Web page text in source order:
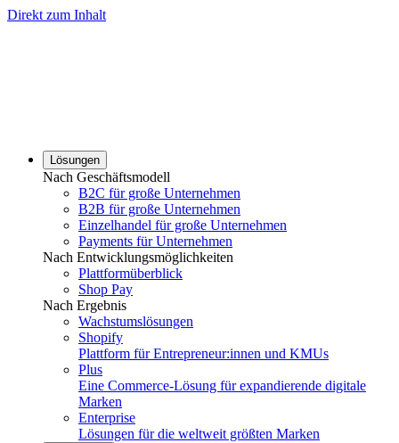
Direkt zum Inhalt
Lösungen
Nach Geschäftsmodell
B2C für große Unternehmen
B2B für große Unternehmen
Einzelhandel für große Unternehmen
Payments für Unternehmen
Nach Entwicklungsmöglichkeiten
Plattformüberblick
Shop Pay
Nach Ergebnis
Wachstumslösungen
Shopify
Plattform für Entrepreneur:innen und KMUs
Plus
Eine Commerce-Lösung für expandierende digitale
Marken
Enterprise
Lösungen für die weltweit größten Marken